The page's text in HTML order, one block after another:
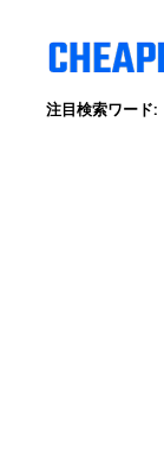
注目検索ワード: